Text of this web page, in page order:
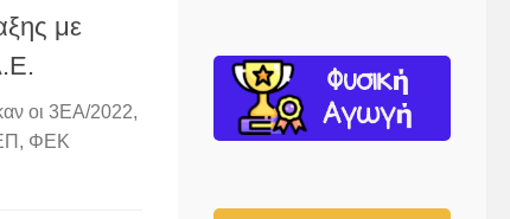
με
οι 3ΕΑ/2022,
ΦΕΚ